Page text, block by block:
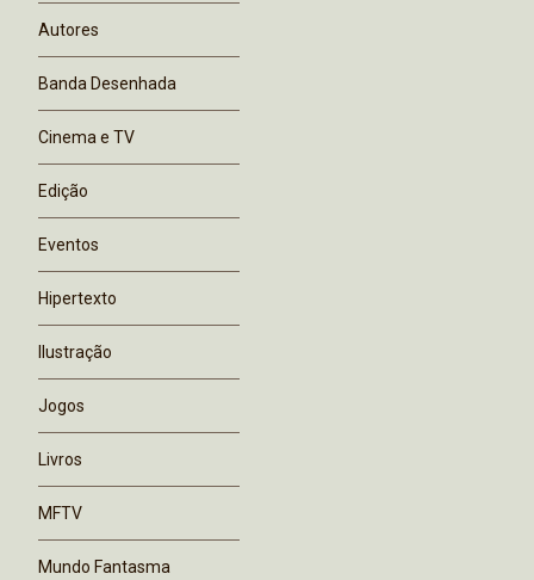
Autores
Banda Desenhada
Cinema e TV
Edição
Eventos
Hipertexto
Ilustração
Jogos
Livros
MFTV
Mundo Fantasma